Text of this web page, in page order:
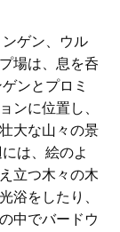
ゲン、ウル
場は、息を呑
ンとプロミ
ンに位置し、
大な山々の景
は、絵のよ
立つ木々の木
浴をしたり、
中でバードウ